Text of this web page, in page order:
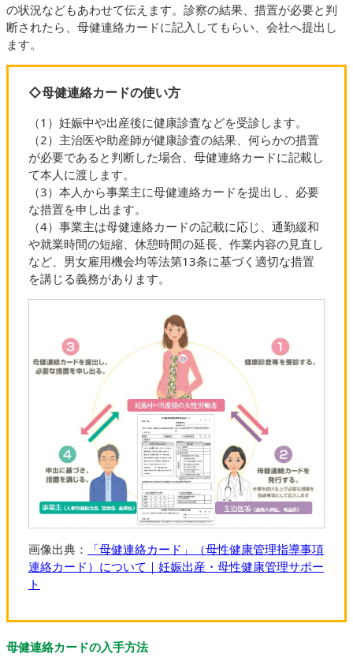
の状況などもあわせて伝えます。診察の結果、措置が必要と判
断されたら、母健連絡カードに記入してもらい、会社へ提出し
ます。
◇母健連絡カードの使い方
（1）妊娠中や出産後に健康診査などを受診します。
（2）主治医や助産師が健康診査の結果、何らかの措置
が必要であると判断した場合、母健連絡カードに記載し
て本人に渡します。
（3）本人から事業主に母健連絡カードを提出し、必要
な措置を申し出ます。
（4）事業主は母健連絡カードの記載に応じ、通勤緩和
や就業時間の短縮、休憩時間の延長、作業内容の見直し
など、男女雇用機会均等法第13条に基づく適切な措置
を講じる義務があります。
画像出典：
「母健連絡カード」（母性健康管理指導事項
連絡カード）について｜妊娠出産・母性健康管理サポー
ト
母健連絡カードの入手方法